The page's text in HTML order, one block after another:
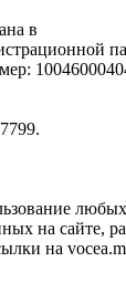
в
любых
на сайте,
на